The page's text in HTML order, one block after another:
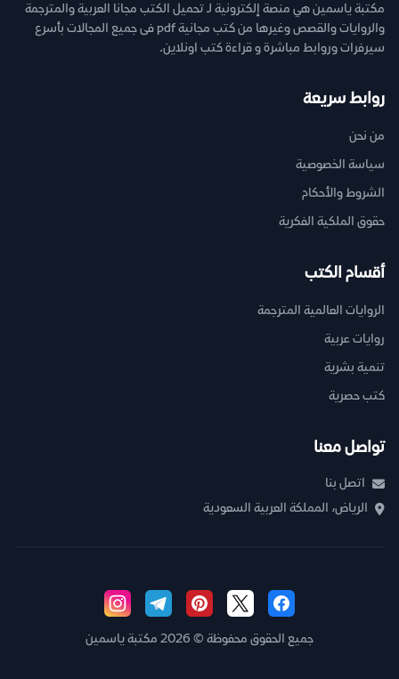
مكتبة ياسمين هي منصة إلكترونية لـ تحميل الكتب مجانا العربية والمترجمة
والروايات والقصص وغيرها من كتب مجانية pdf فى جميع المجالات بأسرع
سيرفرات وروابط مباشرة و قراءة كتب اونلاين.
روابط سريعة
من نحن
سياسة الخصوصية
الشروط والأحكام
حقوق الملكية الفكرية
أقسام الكتب
الروايات العالمية المترجمة
روايات عربية
تنمية بشرية
كتب حصرية
تواصل معنا
اتصل بنا
الرياض، المملكة العربية السعودية
جميع الحقوق محفوظة © 2026 مكتبة ياسمين